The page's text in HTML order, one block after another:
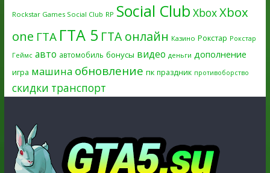
Rockstar Games Social Club RP Social Club XboxXbox
one ГТА ГТА 5 ГТА онлайн Казино Рокстар Рокстар
Геймс авто автомобиль бонусы видео деньги дополнение
игра машина обновление пк праздник противоборство
скидки транспорт